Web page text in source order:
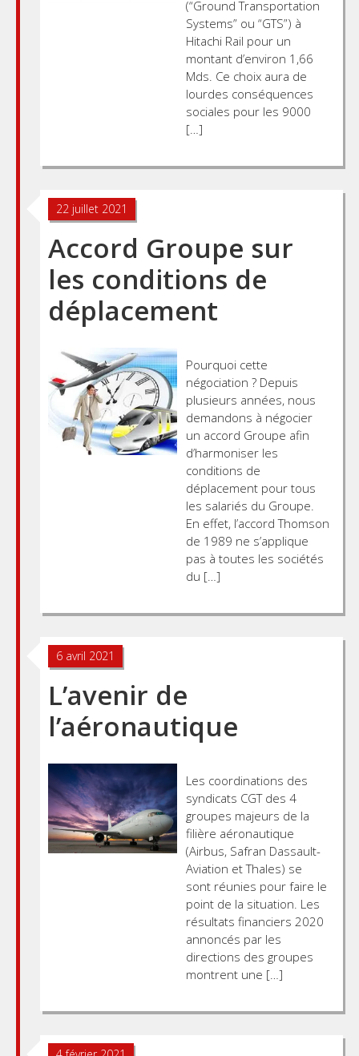
(“Ground Transportation
Systems” ou “GTS”) à
Hitachi Rail pour un
montant d’environ 1,66
Mds. Ce choix aura de
lourdes conséquences
sociales pour les 9000
[…]
22 juillet 2021
Accord Groupe sur
les conditions de
déplacement
Pourquoi cette
négociation ? Depuis
plusieurs années, nous
demandons à négocier
un accord Groupe afin
d’harmoniser les
conditions de
déplacement pour tous
les salariés du Groupe.
En effet, l’accord Thomson
de 1989 ne s’applique
pas à toutes les sociétés
du […]
6 avril 2021
L’avenir de
l’aéronautique
Les coordinations des
syndicats CGT des 4
groupes majeurs de la
filière aéronautique
(Airbus, Safran Dassault-
Aviation et Thales) se
sont réunies pour faire le
point de la situation. Les
résultats financiers 2020
annoncés par les
directions des groupes
montrent une […]